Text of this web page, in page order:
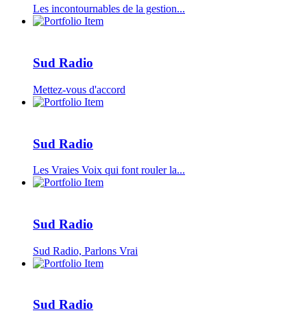
Les incontournables de la gestion...
Sud Radio
Mettez-vous d'accord
Sud Radio
Les Vraies Voix qui font rouler la...
Sud Radio
Sud Radio, Parlons Vrai
Sud Radio